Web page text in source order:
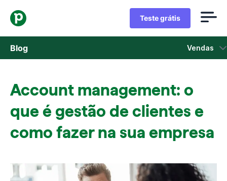
Teste grátis
Blog Vendas
Marketing
Atualizações de Produtos
Account management: o
que é gestão de clientes e
como fazer na sua empresa